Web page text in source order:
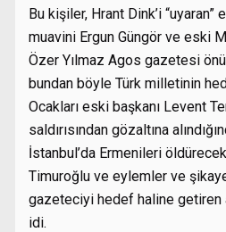
Bu kişiler, Hrant Dink’i
muavini Ergun Güngör ve eski
Özer Yılmaz Agos gazetesi
bundan böyle Türk milletinin
Ocakları eski başkanı Levent
saldırısından gözaltına
İstanbul’da Ermenileri
Timuroğlu ve eylemler ve
gazeteciyi hedef haline getiren
idi.